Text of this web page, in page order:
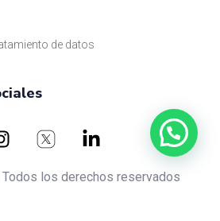
de datos
los derechos reservados